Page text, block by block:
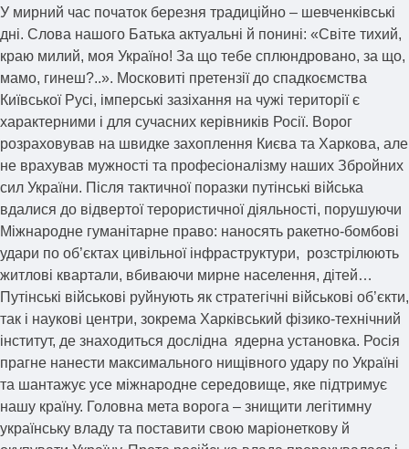
У мирний час початок березня традиційно – шевченківські
дні. Слова нашого Батька актуальні й понині: «Світе тихий,
краю милий, моя Україно! За що тебе сплюндровано, за що,
мамо, гинеш?..». Московиті претензії до спадкоємства
Київської Русі, імперські зазіхання на чужі території є
характерними і для сучасних керівників Росії. Ворог
розраховував на швидке захоплення Києва та Харкова, але
не врахував мужності та професіоналізму наших Збройних
сил України. Після тактичної поразки путінські війська
вдалися до відвертої терористичної діяльності, порушуючи
Міжнародне гуманітарне право: наносять ракетно-бомбові
удари по об’єктах цивільної інфраструктури, розстрілюють
житлові квартали, вбиваючи мирне населення, дітей…
Путінські військові руйнують як стратегічні військові об’єкти,
так і наукові центри, зокрема Харківський фізико-технічний
інститут, де знаходиться дослідна ядерна установка. Росія
прагне нанести максимального нищівного удару по Україні
та шантажує усе міжнародне середовище, яке підтримує
нашу країну. Головна мета ворога – знищити легітимну
українську владу та поставити свою маріонеткову й